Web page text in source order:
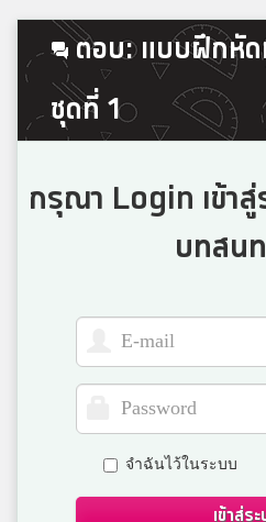
ตอบ: แบบฝึกหัด
ชุดที่ 1
กรุณา Login เข้าสู่
บทสน
จำฉันไว้ในระบบ
เข้าสู่ร